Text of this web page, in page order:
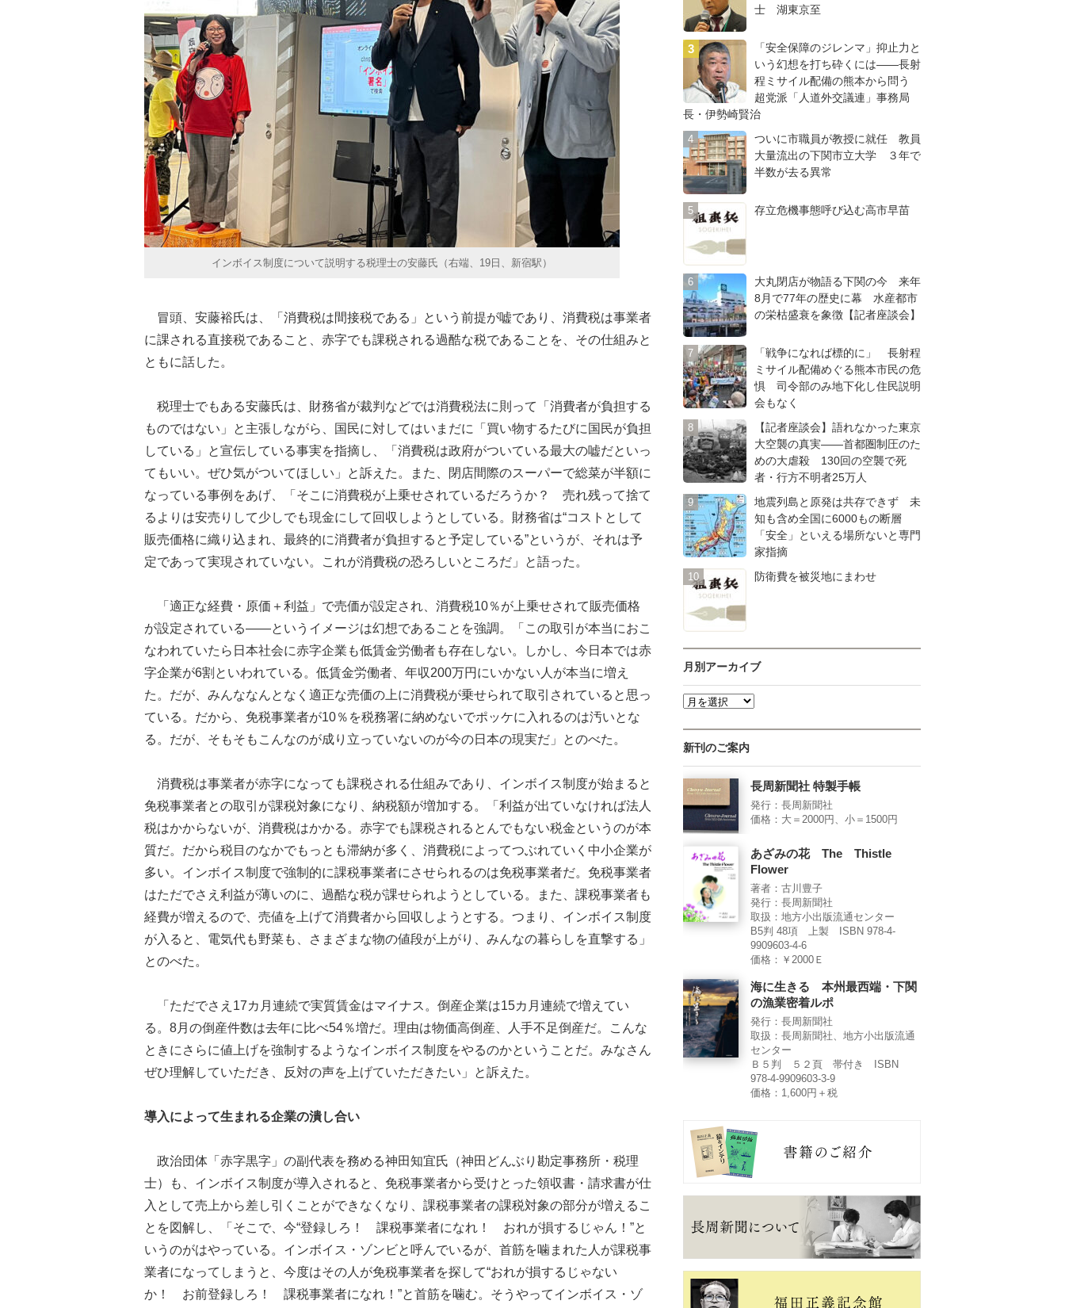
インボイス制度について説明する税理士の安藤氏（右端、19日、新宿駅）
冒頭、安藤裕氏は、「消費税は間接税である」という前提が嘘であり、消費税は事業者
に課される直接税であること、赤字でも課税される過酷な税であることを、その仕組みと
ともに話した。
税理士でもある安藤氏は、財務省が裁判などでは消費税法に則って「消費者が負担する
ものではない」と主張しながら、国民に対してはいまだに「買い物するたびに国民が負担
している」と宣伝している事実を指摘し、「消費税は政府がついている最大の嘘だといっ
てもいい。ぜひ気がついてほしい」と訴えた。また、閉店間際のスーパーで総菜が半額に
なっている事例をあげ、「そこに消費税が上乗せされているだろうか？ 売れ残って捨て
るよりは安売りして少しでも現金にして回収しようとしている。財務省は“コストとして
販売価格に織り込まれ、最終的に消費者が負担すると予定している”というが、それは予
定であって実現されていない。これが消費税の恐ろしいところだ」と語った。
「適正な経費・原価＋利益」で売価が設定され、消費税10％が上乗せされて販売価格
が設定されている――というイメージは幻想であることを強調。「この取引が本当におこ
なわれていたら日本社会に赤字企業も低賃金労働者も存在しない。しかし、今日本では赤
字企業が6割といわれている。低賃金労働者、年収200万円にいかない人が本当に増え
た。だが、みんななんとなく適正な売価の上に消費税が乗せられて取引されていると思っ
ている。だから、免税事業者が10％を税務署に納めないでポッケに入れるのは汚いとな
る。だが、そもそもこんなのが成り立っていないのが今の日本の現実だ」とのべた。
消費税は事業者が赤字になっても課税される仕組みであり、インボイス制度が始まると
免税事業者との取引が課税対象になり、納税額が増加する。「利益が出ていなければ法人
税はかからないが、消費税はかかる。赤字でも課税されるとんでもない税金というのが本
質だ。だから税目のなかでもっとも滞納が多く、消費税によってつぶれていく中小企業が
多い。インボイス制度で強制的に課税事業者にさせられるのは免税事業者だ。免税事業者
はただでさえ利益が薄いのに、過酷な税が課せられようとしている。また、課税事業者も
経費が増えるので、売値を上げて消費者から回収しようとする。つまり、インボイス制度
が入ると、電気代も野菜も、さまざまな物の値段が上がり、みんなの暮らしを直撃する」
とのべた。
「ただでさえ17カ月連続で実質賃金はマイナス。倒産企業は15カ月連続で増えてい
る。8月の倒産件数は去年に比べ54％増だ。理由は物価高倒産、人手不足倒産だ。こんな
ときにさらに値上げを強制するようなインボイス制度をやるのかということだ。みなさん
ぜひ理解していただき、反対の声を上げていただきたい」と訴えた。
導入によって生まれる企業の潰し合い
政治団体「赤字黒字」の副代表を務める神田知宜氏（神田どんぶり勘定事務所・税理
士）も、インボイス制度が導入されると、免税事業者から受けとった領収書・請求書が仕
入として売上から差し引くことができなくなり、課税事業者の課税対象の部分が増えるこ
とを図解し、「そこで、今“登録しろ！ 課税事業者になれ！ おれが損するじゃん！”と
いうのがはやっている。インボイス・ゾンビと呼んでいるが、首筋を噛まれた人が課税事
業者になってしまうと、今度はその人が免税事業者を探して“おれが損するじゃない
か！ お前登録しろ！ 課税事業者になれ！”と首筋を噛む。そうやってインボイス・ゾ
士 湖東京至
「安全保障のジレンマ」抑止力と
いう幻想を打ち砕くには――長射
程ミサイル配備の熊本から問う
超党派「人道外交議連」事務局
長・伊勢崎賢治
ついに市職員が教授に就任 教員
大量流出の下関市立大学 ３年で
半数が去る異常
存立危機事態呼び込む高市早苗
大丸閉店が物語る下関の今 来年
8月で77年の歴史に幕 水産都市
の栄枯盛衰を象徴【記者座談会】
「戦争になれば標的に」 長射程
ミサイル配備めぐる熊本市民の危
惧 司令部のみ地下化し住民説明
会もなく
【記者座談会】語れなかった東京
大空襲の真実――首都圏制圧のた
めの大虐殺 130回の空襲で死
者・行方不明者25万人
地震列島と原発は共存できず 未
知も含め全国に6000もの断層
「安全」といえる場所ないと専門
家指摘
防衛費を被災地にまわせ
月別アーカイブ
新刊のご案内
長周新聞社 特製手帳
発行：長周新聞社
価格：大＝2000円、小＝1500円
あざみの花 The Thistle
Flower
著者：古川豊子
発行：長周新聞社
取扱：地方小出版流通センター
B5判 48項 上製 ISBN 978-4-
9909603-4-6
価格：￥2000Ｅ
海に生きる 本州最西端・下関
の漁業密着ルポ
発行：長周新聞社
取扱：長周新聞社、地方小出版流通
センター
Ｂ５判 ５２頁 帯付き ISBN
978-4-9909603-3-9
価格：1,600円＋税